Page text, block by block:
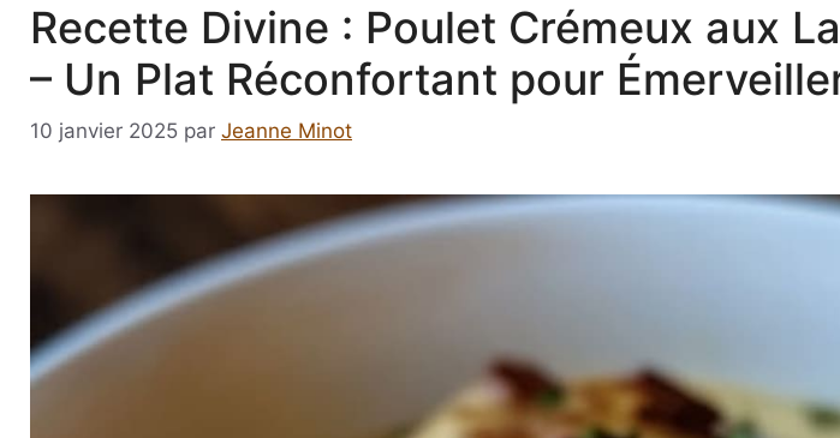
Recette Divine : Poulet Crémeux aux
– Un Plat Réconfortant pour
10 janvier 2025 par Jeanne Minot